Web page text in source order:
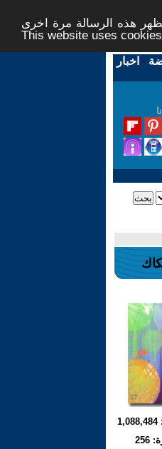
هذه الرسالة مرة اخرى -
This website uses
- اخبار